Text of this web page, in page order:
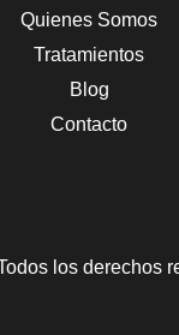
Quienes Somos
Tratamientos
Blog
Contacto
los derechos